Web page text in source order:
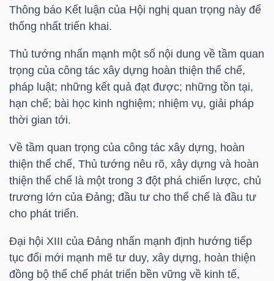
Thông báo Kết luận của Hội nghị quan trọng này để
thống nhất triển khai.
Thủ tướng nhấn mạnh một số nội dung về tầm quan
trọng của công tác xây dựng hoàn thiện thể chế,
pháp luật; những kết quả đạt được; những tồn tại,
hạn chế; bài học kinh nghiệm; nhiệm vụ, giải pháp
thời gian tới.
Về tầm quan trọng của công tác xây dựng, hoàn
thiện thể chế, Thủ tướng nêu rõ, xây dựng và hoàn
thiện thể chế là một trong 3 đột phá chiến lược, chủ
trương lớn của Đảng; đầu tư cho thể chế là đầu tư
cho phát triển.
Đại hội XIII của Đảng nhấn mạnh định hướng tiếp
tục đổi mới mạnh mẽ tư duy, xây dựng, hoàn thiện
đồng bộ thể chế phát triển bền vững về kinh tế,
TRÁI
PHIẾU
CÔNG
CỤ
TRUY
DỮ
LIỆU